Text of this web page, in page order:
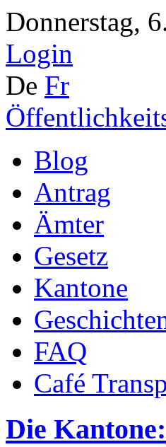
Donnerstag,
Login
De Fr
Blog
Antrag
Ämter
Gesetz
Kantone
FAQ
Café
Die Kantone: